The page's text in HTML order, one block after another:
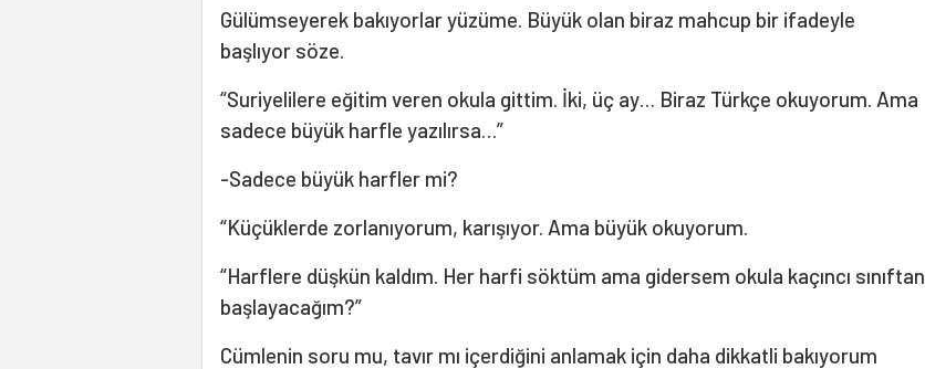
Gülümseyerek bakıyorlar yüzüme. Büyük olan biraz mahcup bir ifadeyle
başlıyor söze.
“Suriyelilere eğitim veren okula gittim. İki, üç ay… Biraz Türkçe okuyorum. Ama
sadece büyük harfle yazılırsa…”
-Sadece büyük harfler mi?
“Küçüklerde zorlanıyorum, karışıyor. Ama büyük okuyorum.
“Harflere düşkün kaldım. Her harfi söktüm ama gidersem okula kaçıncı sınıftan
başlayacağım?”
Cümlenin soru mu, tavır mı içerdiğini anlamak için daha dikkatli bakıyorum